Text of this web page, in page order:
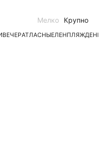
ВЕЧЕРАТЛАСНЫЕЛЕНПЛЯЖДЕНИМ
Мелко Крупно